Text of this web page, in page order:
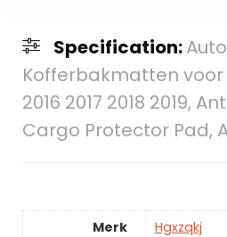
Specification:Auto
Kofferbakmatten voor
2016 2017 2018 2019,
Cargo Protector Pad,
Merk
Hgxzqkj